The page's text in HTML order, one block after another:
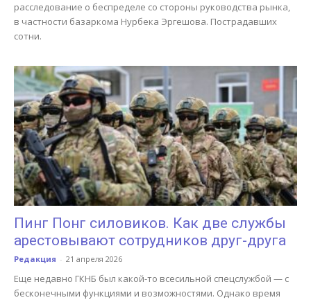
расследование о беспределе со стороны руководства рынка,
в частности базаркома Нурбека Эргешова. Пострадавших
сотни.
Пинг Понг силовиков. Как две службы
арестовывают сотрудников друг-друга
Редакция - 21 апреля 2026
Еще недавно ГКНБ был какой-то всесильной спецслужбой — с
бесконечными функциями и возможностями. Однако время